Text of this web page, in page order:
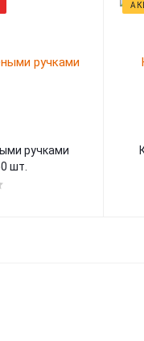
ручками
шт.